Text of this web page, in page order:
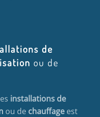
de
ou de
installations de
ou de chauffage est